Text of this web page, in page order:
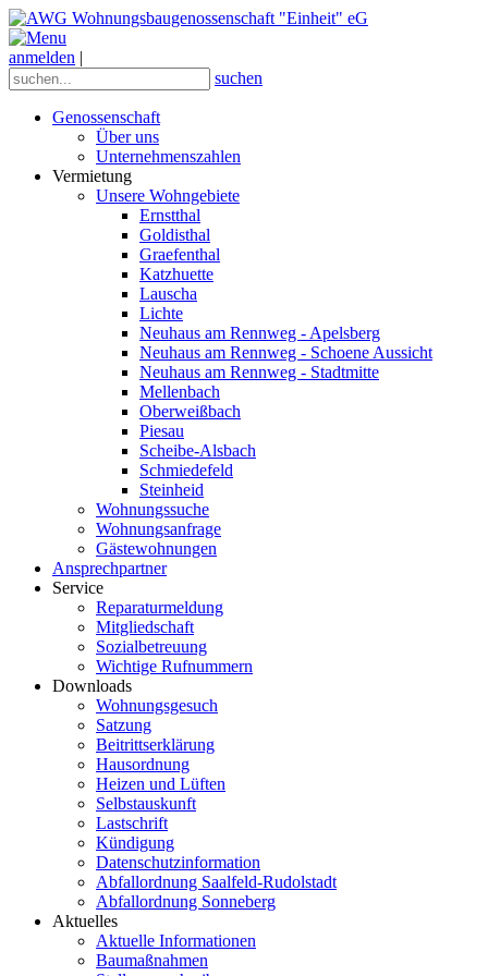
anmelden |
suchen
Genossenschaft
Über uns
Unternehmenszahlen
Vermietung
Unsere Wohngebiete
Ernstthal
Goldisthal
Graefenthal
Katzhuette
Lauscha
Lichte
Neuhaus am Rennweg - Apelsberg
Neuhaus am Rennweg - Schoene Aussicht
Neuhaus am Rennweg - Stadtmitte
Mellenbach
Oberweißbach
Piesau
Scheibe-Alsbach
Schmiedefeld
Steinheid
Wohnungssuche
Wohnungsanfrage
Gästewohnungen
Ansprechpartner
Service
Reparaturmeldung
Mitgliedschaft
Sozialbetreuung
Wichtige Rufnummern
Downloads
Wohnungsgesuch
Satzung
Beitrittserklärung
Hausordnung
Heizen und Lüften
Selbstauskunft
Lastschrift
Kündigung
Datenschutzinformation
Abfallordnung Saalfeld-Rudolstadt
Abfallordnung Sonneberg
Aktuelles
Aktuelle Informationen
Baumaßnahmen